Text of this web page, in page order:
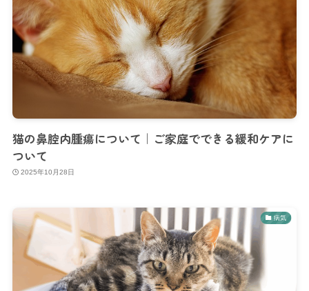
猫の鼻腔内腫瘍について｜ご家庭でできる緩和ケアに
ついて
2025年10月28日
病気